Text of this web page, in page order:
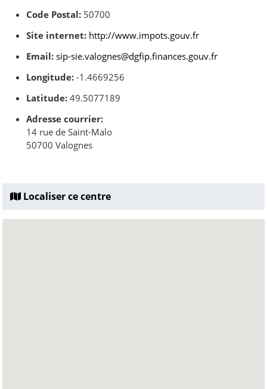
Code Postal: 50700
Site internet: http://www.impots.gouv.fr
Email: sip-sie.valognes@dgfip.finances.gouv.fr
Longitude: -1.4669256
Latitude: 49.5077189
Adresse courrier:
14 rue de Saint-Malo
50700 Valognes
Localiser ce centre